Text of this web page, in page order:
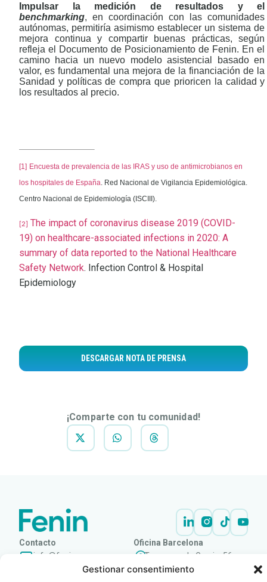
Gestionar consentimiento
Impulsar la medición de resultados y el
benchmarking, en coordinación con las comunidades
autónomas, permitiría asimismo establecer un sistema de
mejora continua y compartir buenas prácticas, según
refleja el Documento de Posicionamiento de Fenin. En el
camino hacia un nuevo modelo asistencial basado en
valor, es fundamental una mejora de la financiación de la
Sanidad y políticas de compra que prioricen la calidad y
los resultados al precio.
[1] Encuesta de prevalencia de las IRAS y uso de antimicrobianos en
los hospitales de España. Red Nacional de Vigilancia Epidemiológica.
Centro Nacional de Epidemiología (ISCIII).
[2] The impact of coronavirus disease 2019 (COVID-
19) on healthcare-associated infections in 2020: A
summary of data reported to the National Healthcare
Safety Network. Infection Control & Hospital
Epidemiology
DESCARGAR NOTA DE PRENSA
¡Comparte con tu comunidad!
Contacto
info@fenin.es
C/ Villanueva, 20 - 1-
Oficina Barcelona
Travesera de Gracia, 56 -
1º, 3ª 08006